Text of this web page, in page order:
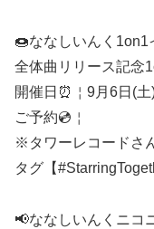
🍩ななしいんく1on1
全体曲リリース記念
開催日⏰￤9月6日(
ご予約💿￤
※タワーレコードさ
タグ【
📢ななしいんくニコ